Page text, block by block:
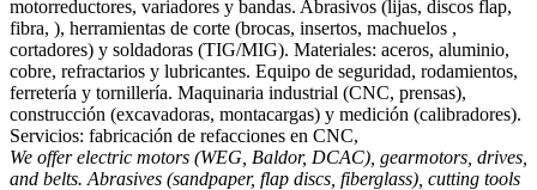
motorreductores, variadores y bandas. Abrasivos (lijas, discos flap,
fibra, ), herramientas de corte (brocas, insertos, machuelos ,
cortadores) y soldadoras (TIG/MIG). Materiales: aceros, aluminio,
cobre, refractarios y lubricantes. Equipo de seguridad, rodamientos,
ferretería y tornillería. Maquinaria industrial (CNC, prensas),
construcción (excavadoras, montacargas) y medición (calibradores).
Servicios: fabricación de refacciones en CNC,
We offer electric motors (WEG, Baldor, DCAC), gearmotors, drives,
and belts. Abrasives (sandpaper, flap discs, fiberglass), cutting tools